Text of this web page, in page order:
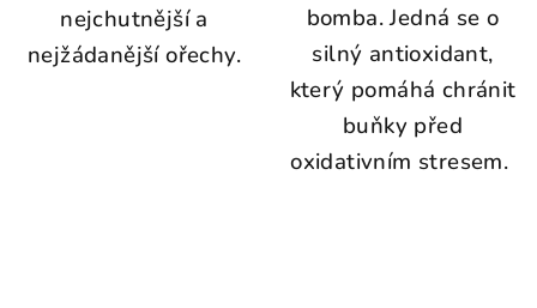
nejchutnější a
nejžádanější ořechy.
bomba. Jedná se o
silný antioxidant,
který pomáhá chránit
buňky před
oxidativním stresem.